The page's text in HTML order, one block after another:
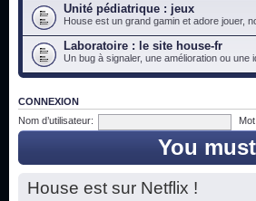
Unité pédiatrique : jeux
House est un grand gamin et adore jouer,
Laboratoire : le site house-fr
Un bug à signaler, une amélioration ou une
CONNEXION
Nom d’utilisateur:
You
House est sur Netflix !